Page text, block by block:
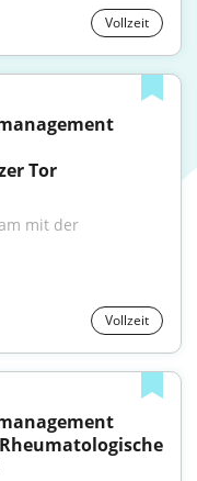
Vollzeit
Tor
mit der
Vollzeit